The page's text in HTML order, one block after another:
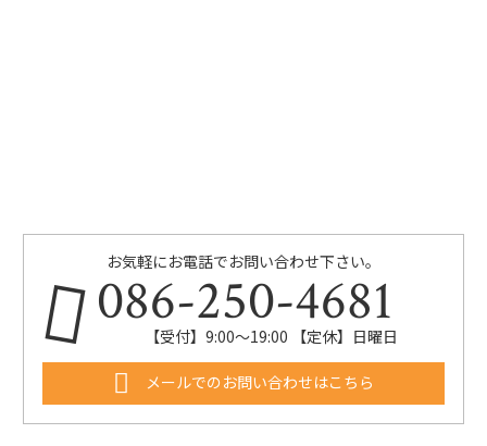
お気軽にお電話でお問い合わせ下さい。
086-250-4681
【受付】9:00〜19:00 【定休】日曜日
メールでのお問い合わせはこちら